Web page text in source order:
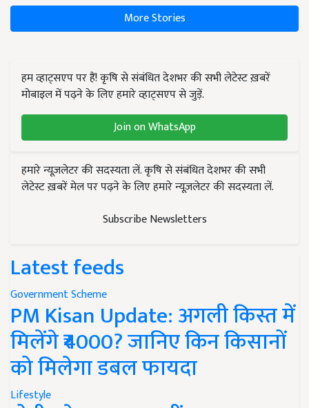
More Stories
हम व्हाट्सएप पर हैं! कृषि से संबंधित देशभर की सभी लेटेस्ट ख़बरें
मोबाइल में पढ़ने के लिए हमारे व्हाट्सएप से जुड़ें.
Join on WhatsApp
हमारे न्यूज़लेटर की सदस्यता लें. कृषि से संबंधित देशभर की सभी
लेटेस्ट ख़बरें मेल पर पढ़ने के लिए हमारे न्यूज़लेटर की सदस्यता लें.
Subscribe Newsletters
Latest feeds
Government Scheme
PM Kisan Update: अगली किस्त में
मिलेंगे ₹4000? जानिए किन किसानों
को मिलेगा डबल फायदा
Lifestyle